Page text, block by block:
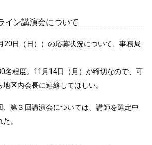
ン講演会について
日（日））の応募状況について、事務局
程度。11月14日（月）が締切なので、可
区内会長に連絡してほしい。
第３回講演会については、講師を選定中
。